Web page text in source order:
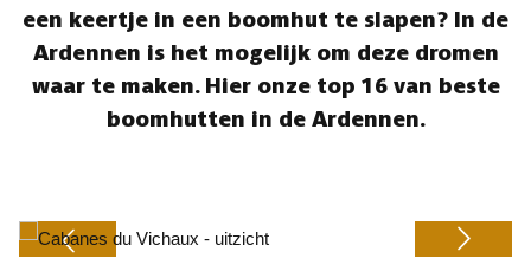
een keertje in een boomhut te slapen? In de
Ardennen is het mogelijk om deze dromen
waar te maken. Hier onze top 16 van beste
boomhutten in de Ardennen.